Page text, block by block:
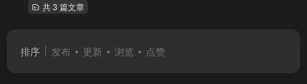
共 3 篇文章
排序 发布 更新 浏览 点赞